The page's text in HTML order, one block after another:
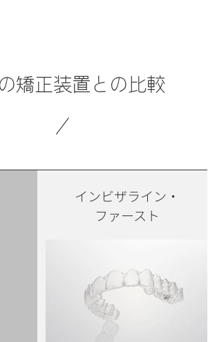
矯正装置との比較
インビザライン・
ファースト